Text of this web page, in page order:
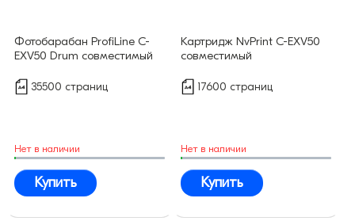
Фотобарабан ProfiLine C-
EXV50 Drum совместимый
35500 страниц
Нет в наличии
Купить
Картридж NvPrint C-EXV50
совместимый
17600 страниц
Нет в наличии
Купить